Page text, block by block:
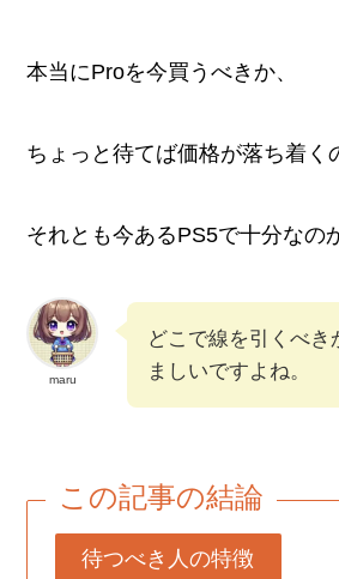
本当にProを今買うべきか、
ちょっと待てば価格が落ち着く
それとも今あるPS5で十分なの
maru
どこで線を引くべき
ましいですよね。
この記事の結論
待つべき人の特徴